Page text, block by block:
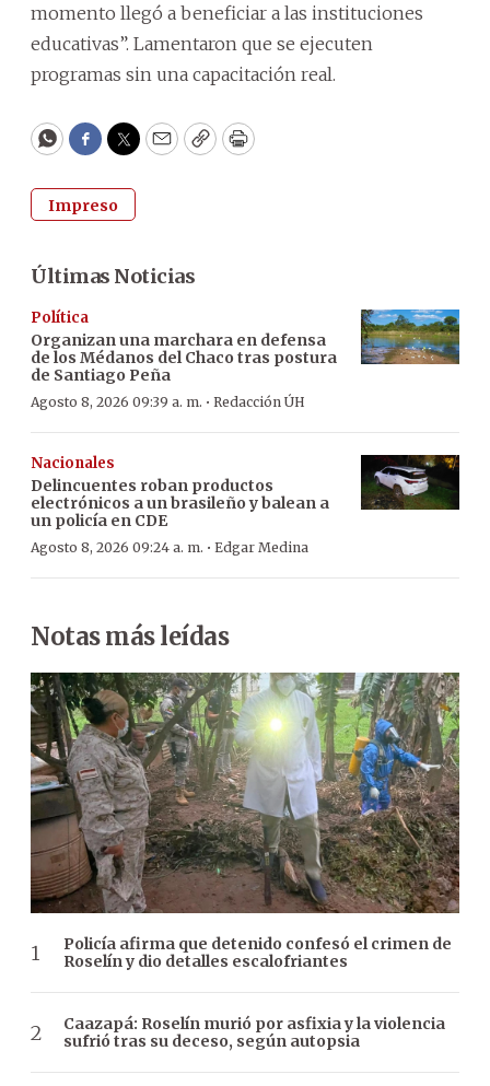
momento llegó a beneficiar a las instituciones
educativas”. Lamentaron que se ejecuten
programas sin una capacitación real.
WhatsApp
Facebook
Twitter
EmailCopyPrint
Impreso
Últimas Noticias
Política
Organizan una marchara en defensa
de los Médanos del Chaco tras postura
de Santiago Peña
Agosto 8, 2026 09:39 a. m. · Redacción ÚH
Nacionales
Delincuentes roban productos
electrónicos a un brasileño y balean a
un policía en CDE
Agosto 8, 2026 09:24 a. m. · Edgar Medina
Notas más leídas
Policía afirma que detenido confesó el crimen de
Roselín y dio detalles escalofriantes
Caazapá: Roselín murió por asfixia y la violencia
sufrió tras su deceso, según autopsia